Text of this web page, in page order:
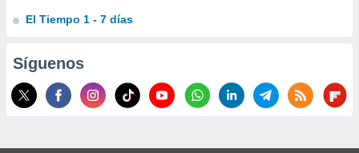
uso de
e
publicidad
El Tiempo 1 - 7 días
Síguenos